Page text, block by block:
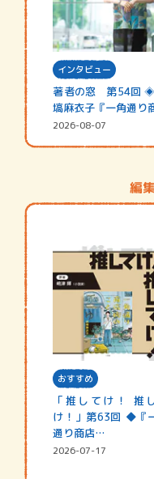
インタビュー
著者の窓 第54回
塙麻衣子『一角通り
街の…
2026-08-07
編
おすすめ
「推してけ！ 推
け！」第63回 ◆『
通り商店…
2026-07-17